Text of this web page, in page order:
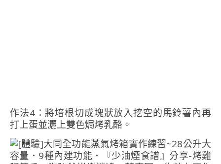
作法4：將培根切成塊狀放入挖空的馬鈴薯內再
打上蛋並灑上雙色焗烤乳酪。